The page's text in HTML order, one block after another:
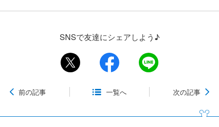
SNSで友達にシェアしよう♪
前の記事 一覧へ 次の記事